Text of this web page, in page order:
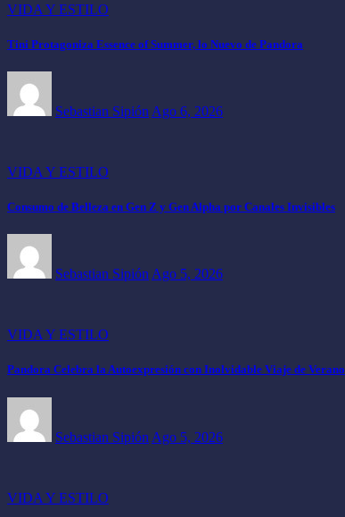
VIDA Y ESTILO
Tini Protagoniza Essence of Summer, lo Nuevo de Pandora
Sebastian Sipión Ago 6, 2026
VIDA Y ESTILO
Consumo de Belleza en Gen Z y Gen Alpha por Canales Invisibles
Sebastian Sipión Ago 5, 2026
VIDA Y ESTILO
Pandora Celebra la Autoexpresión con Inolvidable Viaje de Verano
Sebastian Sipión Ago 5, 2026
VIDA Y ESTILO